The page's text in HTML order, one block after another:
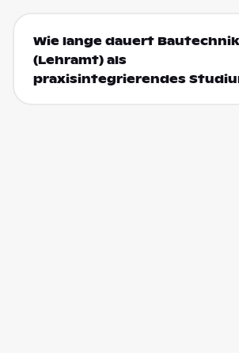
Wie lange dauert Bautechnik
(Lehramt) als
praxisintegrierendes